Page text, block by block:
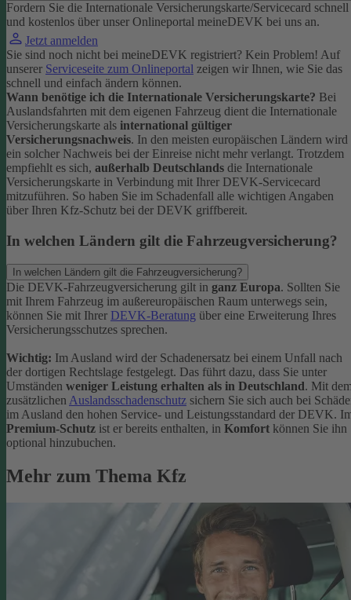
Fordern Sie die Internationale Versicherungskarte/Servicecard schnell
und kostenlos über unser Onlineportal meineDEVK bei uns an.
Jetzt anmelden
Sie sind noch nicht bei meineDEVK registriert? Kein Problem! Auf
unserer Serviceseite zum Onlineportal zeigen wir Ihnen, wie Sie das
schnell und einfach ändern können.
Wann benötige ich die Internationale Versicherungskarte? Bei
Auslandsfahrten mit dem eigenen Fahrzeug dient die Internationale
Versicherungskarte als international gültiger
Versicherungsnachweis. In den meisten europäischen Ländern wird
ein solcher Nachweis bei der Einreise nicht mehr verlangt. Trotzdem
empfiehlt es sich, außerhalb Deutschlands die Internationale
Versicherungskarte in Verbindung mit Ihrer DEVK-Servicecard
mitzuführen. So haben Sie im Schadenfall alle wichtigen Angaben
über Ihren Kfz-Schutz bei der DEVK griffbereit.
In welchen Ländern gilt die Fahrzeugversicherung?
In welchen Ländern gilt die Fahrzeugversicherung?
Die DEVK-Fahrzeugversicherung gilt in ganz Europa. Sollten Sie
mit Ihrem Fahrzeug im außereuropäischen Raum unterwegs sein,
können Sie mit Ihrer DEVK-Beratung über eine Erweiterung Ihres
Versicherungsschutzes sprechen.
Wichtig: Im Ausland wird der Schadenersatz bei einem Unfall nach
der dortigen Rechtslage festgelegt. Das führt dazu, dass Sie unter
Umständen weniger Leistung erhalten als in Deutschland. Mit
zusätzlichenAuslandsschadenschutz sichern Sie sich auch bei
im Ausland den hohen Service- und Leistungsstandard der DEVK.
Premium-Schutz ist er bereits enthalten, in Komfort können Sie ihn
optional hinzubuchen.
Mehr zum Thema Kfz